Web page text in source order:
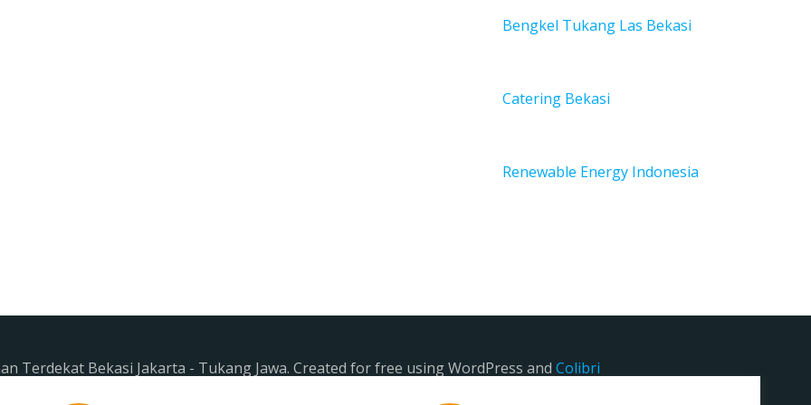
Bengkel Tukang Las Bekasi
Catering Bekasi
Renewable Energy Indonesia
Terdekat Bekasi Jakarta - Tukang Jawa. Created for free using WordPress and Colibri